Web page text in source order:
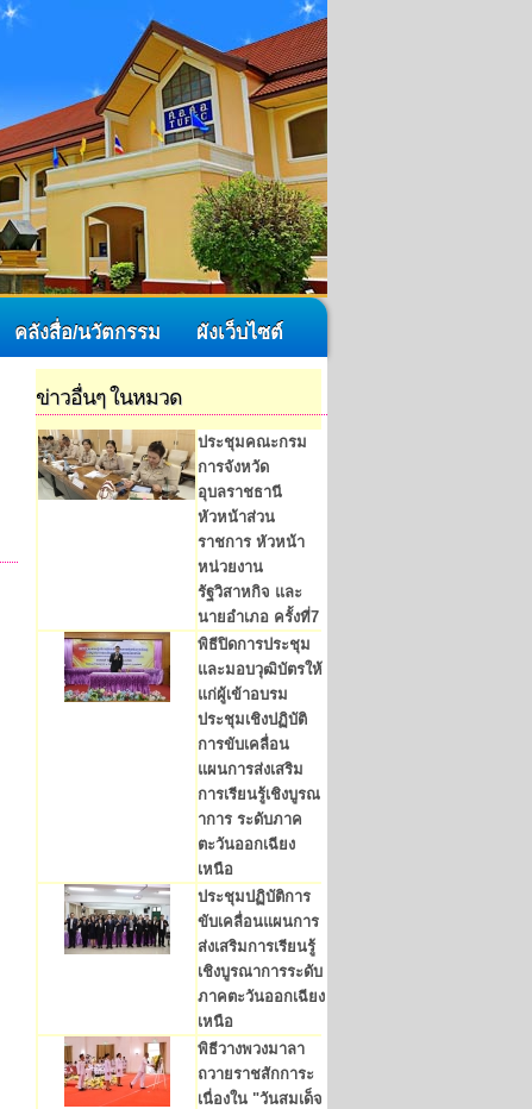
คลังสื่อ/นวัตกรรม ผังเว็บไซต์
ข่าวอื่นๆ ในหมวด
ประชุมคณะกรม
การจังหวัด
อุบลราชธานี
หัวหน้าส่วน
ราชการ หัวหน้า
หน่วยงาน
รัฐวิสาหกิจ และ
นายอำเภอ ครั้งที่7
พิธีปิดการประชุม
และมอบวุฒิบัตรให้
แก่ผู้เข้าอบรม
ประชุมเชิงปฏิบัติ
การขับเคลื่อน
แผนการส่งเสริม
การเรียนรู้เชิงบูรณ
าการ ระดับภาค
ตะวันออกเฉียง
เหนือ
ประชุมปฏิบัติการ
ขับเคลื่อนแผนการ
ส่งเสริมการเรียนรู้
เชิงบูรณาการระดับ
ภาคตะวันออกเฉียง
เหนือ
พิธีวางพวงมาลา
ถวายราชสักการะ
เนื่องใน "วันสมเด็จ